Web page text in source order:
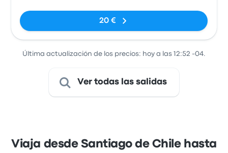
20 €
Última actualización de los precios: hoy a las 12:52 -04.
Ver todas las salidas
Viaja desde Santiago de Chile hasta